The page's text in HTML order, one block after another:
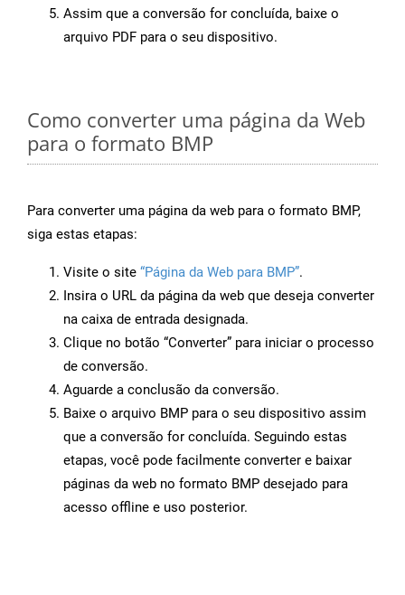
Assim que a conversão for concluída, baixe o
arquivo PDF para o seu dispositivo.
Como converter uma página da Web
para o formato BMP
Para converter uma página da web para o formato BMP,
siga estas etapas:
Visite o site “Página da Web para BMP”.
Insira o URL da página da web que deseja converter
na caixa de entrada designada.
Clique no botão “Converter” para iniciar o processo
de conversão.
Aguarde a conclusão da conversão.
Baixe o arquivo BMP para o seu dispositivo assim
que a conversão for concluída. Seguindo estas
etapas, você pode facilmente converter e baixar
páginas da web no formato BMP desejado para
acesso offline e uso posterior.